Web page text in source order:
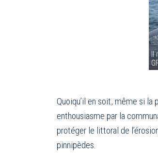
Il
Quoiqu’il en soit, même si
enthousiasme par la
protéger le littoral de
pinnipèdes.